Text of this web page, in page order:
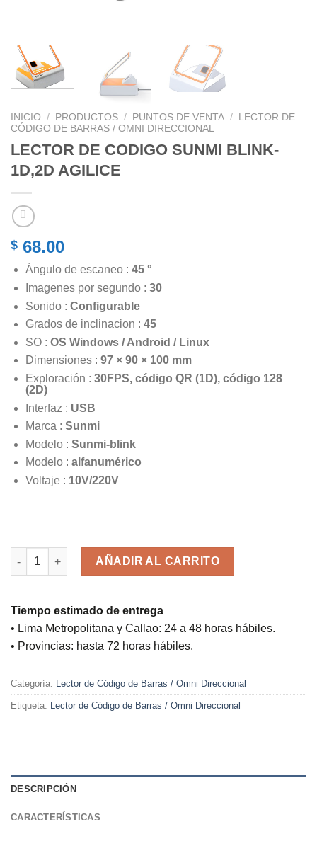
INICIO / PRODUCTOS / PUNTOS DE VENTA /
LECTOR DE
CÓDIGO DE BARRAS / OMNI DIRECCIONAL
LECTOR DE CODIGO SUNMI BLINK-
1D,2D AGILICE
$ 68.00
Ángulo de escaneo : 45 °
Imagenes por segundo : 30
Sonido : Configurable
Grados de inclinacion : 45
SO : OS Windows / Android / Linux
Dimensiones : 97 × 90 × 100 mm
Exploración : 30FPS, código QR (1D), código 128
(2D)
Interfaz : USB
Marca : Sunmi
Modelo : Sunmi-blink
Modelo : alfanumérico
Voltaje : 10V/220V
LECTOR DE CODIGO SUNMI BLINK- 1D,2D AGILICE cantidad
AÑADIR AL CARRITO
Tiempo estimado de entrega
• Lima Metropolitana y Callao: 24 a 48 horas hábiles.
• Provincias: hasta 72 horas hábiles.
Categoría: Lector de Código de Barras / Omni Direccional
Etiqueta: Lector de Código de Barras / Omni Direccional
DESCRIPCIÓN
CARACTERÍSTICAS